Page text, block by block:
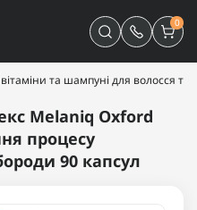
0
та шампуні для волосся та
Melaniq Oxford
процесу
90 капсул